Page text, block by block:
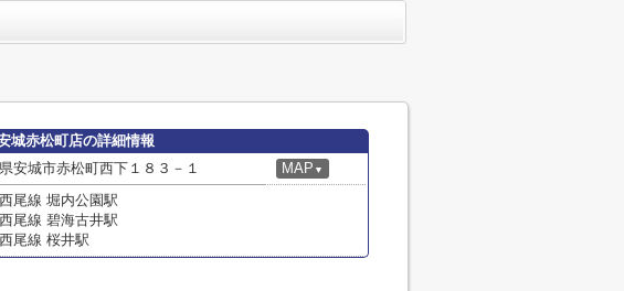
城赤松町店の詳細情報
安城市赤松町西下１８３－１ MAP ▼
尾線 堀内公園駅
尾線 碧海古井駅
尾線 桜井駅